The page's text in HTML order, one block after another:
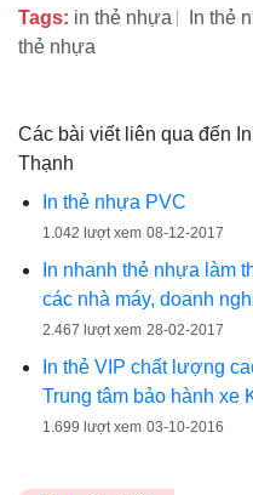
Tags: in thẻ nhựa
In thẻ
thẻ nhựa
Các bài viết liên qua đến
Thạnh
In thẻ nhựa PVC
1.042 lượt xem 08-12-2017
In nhanh thẻ nhựa làm
các nhà máy, doanh
2.467 lượt xem 28-02-2017
In thẻ VIP chất lượng
Trung tâm bảo hành xe
1.699 lượt xem 03-10-2016